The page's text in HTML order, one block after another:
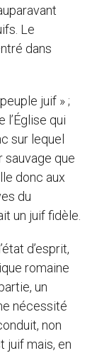
Le
dans
juif » ;
qui
sur lequel
sauvage que
donc aux
du
un juif fidèle.
d’esprit,
romaine
un
nécessité
non
juif mais, en